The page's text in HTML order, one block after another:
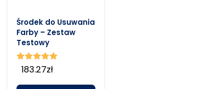
Środek do Usuwania
Farby – Zestaw
Testowy
Oceniono
5.00
183.27zł